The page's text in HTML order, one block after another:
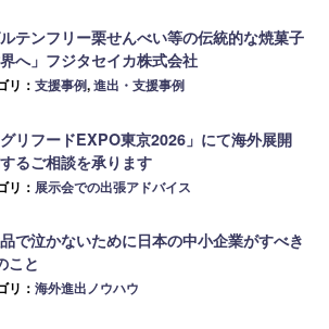
ルテンフリー栗せんべい等の伝統的な焼菓子
へ」フジタセイカ株式会社
リ：支援事例,進出・支援事例
グリフードEXPO東京2026」にて海外展開
るご相談を承ります
リ： 展示会での出張アドバイス
で泣かないために日本の中小企業がすべき
こと
リ：海外進出ノウハウ